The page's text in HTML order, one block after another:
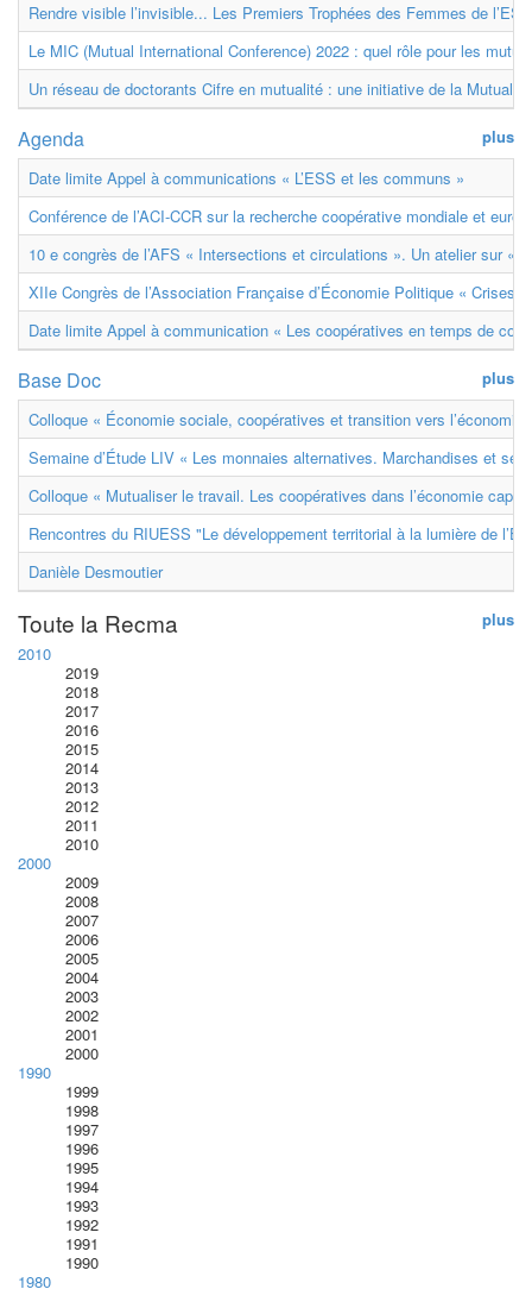
Rendre visible l’invisible... Les Premiers Trophées des Femmes de
Le MIC (Mutual International Conference) 2022 : quel rôle pour les
Un réseau de doctorants Cifre en mutualité : une initiative de la
plus
Agenda
Date limite Appel à communications « L’ESS et les communs »
Conférence de l’ACI-CCR sur la recherche coopérative mondiale et
10 e congrès de l’AFS « Intersections et circulations ». Un atelier sur «
XIIe Congrès de l’Association Française d’Économie Politique « Crises
Date limite Appel à communication « Les coopératives en temps de
plus
Base Doc
Colloque « Économie sociale, coopératives et transition vers
Semaine d’Étude LIV « Les monnaies alternatives. Marchandises et
Colloque « Mutualiser le travail. Les coopératives dans l’économie
Rencontres du RIUESS "Le développement territorial à la lumière de
Danièle Desmoutier
plus
Toute la Recma
2010
2019
2018
2017
2016
2015
2014
2013
2012
2011
2010
2000
2009
2008
2007
2006
2005
2004
2003
2002
2001
2000
1990
1999
1998
1997
1996
1995
1994
1993
1992
1991
1990
1980